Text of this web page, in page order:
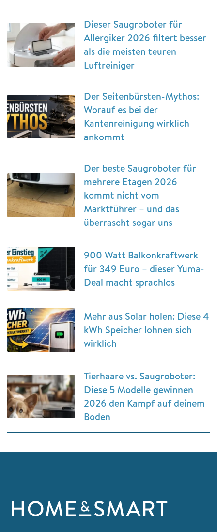
Dieser Saugroboter für
Allergiker 2026 filtert besser
als die meisten teuren
Luftreiniger
Der Seitenbürsten-Mythos:
Worauf es bei der
Kantenreinigung wirklich
ankommt
Der beste Saugroboter für
mehrere Etagen 2026
kommt nicht vom
Marktführer – und das
überrascht sogar uns
900 Watt Balkonkraftwerk
für 349 Euro – dieser Yuma-
Deal macht sprachlos
Mehr aus Solar holen: Diese 4
kWh Speicher lohnen sich
wirklich
Tierhaare vs. Saugroboter:
Diese 5 Modelle gewinnen
2026 den Kampf auf deinem
Boden